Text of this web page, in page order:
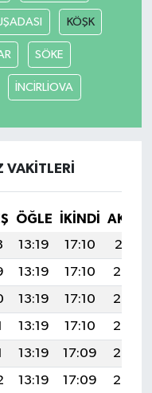
KÖŞK
SÖKE
İNCİRLİOVA
VAKITLERI
ÖĞLE İKINDI
13:19 17:10
20:31
13:19 17:10
20:30
13:19 17:10
20:29
13:19 17:10
20:28
13:19 17:09
20:27
13:19 17:09
20:26